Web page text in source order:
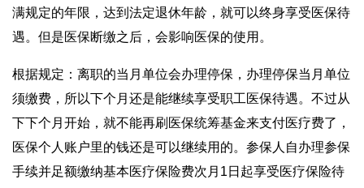
满规定的年限，达到法定退休年龄，就可以终身享受医保待
遇。但是医保断缴之后，会影响医保的使用。
根据规定：离职的当月单位会办理停保，办理停保当月单位
须缴费，所以下个月还是能继续享受职工医保待遇。不过从
下下个月开始，就不能再刷医保统筹基金来支付医疗费了，
医保个人账户里的钱还是可以继续用的。参保人自办理参保
手续并足额缴纳基本医疗保险费次月1日起享受医疗保险待